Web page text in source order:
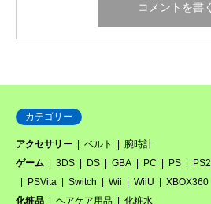
カテゴリー
アクセサリー ベルト
腕時計
ゲーム
3DS DS GBA PC PS PS2
PSVita
Switch Wii WiiU XBOX360
化粧品
ヘアケア用品
化粧水